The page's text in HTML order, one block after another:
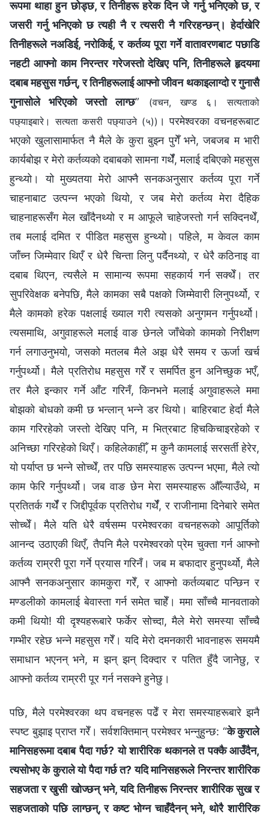
रूपमा थाहा हुन छोड्छ, र तिनीहरू हरेक दिन जे गर्नु भनिएको छ, र
जसरी गर्नु भनिएको छ त्यही नै र त्यसरी नै गरिरहन्छन्। हेर्दाखेरि
तिनीहरूले नअडिई, नरोकिई, र कर्तव्य पूरा गर्ने वातावरणबाट पछाडि
नहटी आफ्‍नो काम निरन्तर गरेजस्तो देखिए पनि, तिनीहरूले हृदयमा
दबाब महसुस गर्छन्, र तिनीहरूलाई आफ्नो जीवन थकाइलाग्दो र गुनासै
गुनासोले भरिएको जस्तो लाग्छ” (वचन, खण्ड ६। सत्यताको
पछ्याइबारे। सत्यता कसरी पछ्याउने (५)) । परमेश्‍वरका वचनहरूबाट
भएको खुलासामार्फत नै मैले के कुरा बुझ्न पुगेँ भने, जबजब म भारी
कार्यबोझ र मेरो कर्तव्यको दबाबको सामना गर्थेँ, मलाई दबिएको महसुस
हुन्थ्यो। यो मुख्यतया मेरो आफ्नै सनकअनुसार कर्तव्य पूरा गर्ने
चाहनाबाट उत्पन्न भएको थियो, र जब मेरो कर्तव्य मेरा दैहिक
चाहनाहरूसँग मेल खाँदैनथ्यो र म आफूले चाहेजस्तो गर्न सक्दिनथेँ,
तब मलाई दमित र पीडित महसुस हुन्थ्यो। पहिले, म केवल काम
जाँच्न जिम्मेवार थिएँ र धेरै चिन्ता लिनु पर्दैनथ्यो, र धेरै कठिनाइ वा
दबाब थिएन, त्यसैले म सामान्य रूपमा सहकार्य गर्न सक्थेँ। तर
सुपरिवेक्षक बनेपछि, मैले कामका सबै पक्षको जिम्मेवारी लिनुपर्थ्यो, र
मैले कामको हरेक पक्षलाई ख्याल गरी त्यसको अनुगमन गर्नुपर्थ्यो।
त्यसमाथि, अगुवाहरूले मलाई वाङ छेनले जाँचेको कामको निरीक्षण
गर्न लगाउनुभयो, जसको मतलब मैले अझ धेरै समय र ऊर्जा खर्च
गर्नुपर्थ्यो। मैले प्रतिरोध महसुस गरेँ र समर्पित हुन अनिच्छुक भएँ,
तर मैले इन्कार गर्ने आँट गरिनँ, किनभने मलाई अगुवाहरूले ममा
बोझको बोधको कमी छ भन्लान् भन्ने डर थियो। बाहिरबाट हेर्दा मैले
काम गरिरहेको जस्तो देखिए पनि, म भित्रबाट हिचकिचाइरहेको र
अनिच्छा गरिरहेको थिएँ। कहिलेकाहीँ, म कुनै कामलाई सरसर्ती हेरेर,
यो पर्याप्त छ भन्ने सोच्थेँ, तर पछि समस्याहरू उत्पन्न भएमा, मैले त्यो
काम फेरि गर्नुपर्थ्यो। जब वाङ छेन मेरा समस्याहरू औँल्याउँथे, म
प्रतितर्क गर्थेँ र जिद्दीपूर्वक प्रतिरोध गर्थेँ, र राजीनामा दिनेबारे समेत
सोच्थेँ। मैले यति धेरै वर्षसम्म परमेश्‍वरका वचनहरूको आपूर्तिको
आनन्द उठाएकी थिएँ, तैपनि मैले परमेश्‍वरको प्रेम चुक्ता गर्न आफ्नो
कर्तव्य राम्ररी पूरा गर्ने प्रयास गरिनँ। जब म बफादार हुनुपर्थ्यो, मैले
आफ्नै सनकअनुसार कामकुरा गरेँ, र आफ्नो कर्तव्यबाट पन्छिन र
मण्डलीको कामलाई बेवास्ता गर्न समेत चाहेँ। ममा साँच्चै मानवताको
कमी थियो! यी दृश्यहरूबारे फर्केर सोच्दा, मैले मेरो समस्या साँच्चै
गम्भीर रहेछ भन्ने महसुस गरेँ। यदि मेरो दमनकारी भावनाहरू समयमै
समाधान भएनन् भने, म झन् झन् दिक्दार र पतित हुँदै जानेछु, र
आफ्नो कर्तव्य राम्ररी पूर गर्न नसक्ने हुनेछु।
पछि, मैले परमेश्‍वरका थप वचनहरू पढेँ र मेरा समस्याहरूबारे झनै
स्पष्ट बुझाइ प्राप्त गरेँ। सर्वशक्तिमान्‌ परमेश्‍वर भन्‍नुहुन्छ: “के कुराले
मानिसहरूमा दबाब पैदा गर्छ? यो शारीरिक थकानले त पक्‍कै आउँदैन,
त्यसोभए के कुराले यो पैदा गर्छ त? यदि मानिसहरूले निरन्तर शारीरिक
सहजता र खुसी खोज्छन् भने, यदि तिनीहरू निरन्तर शारीरिक सुख र
सहजताको पछि लाग्छन्, र कष्ट भोग्‍न चाहँदैनन् भने, थोरै शारीरिक